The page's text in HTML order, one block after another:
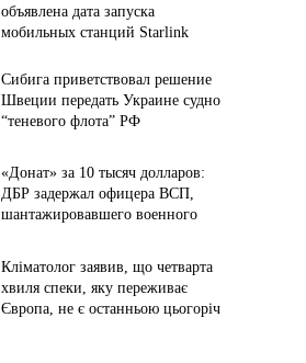
объявлена дата запуска
мобильных станций Starlink
Сибига приветствовал решение
Швеции передать Украине судно
“теневого флота” РФ
«Донат» за 10 тысяч долларов:
ДБР задержал офицера ВСП,
шантажировавшего военного
Кліматолог заявив, що четварта
хвиля спеки, яку переживає
Європа, не є останньою цьогоріч